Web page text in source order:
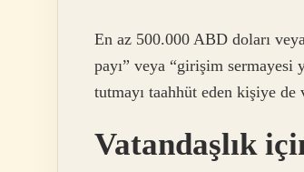
En az 500.000 ABD doları
payı” veya “girişim sermayesi
tutmayı taahhüt eden kişiye de
Vatandaşlık